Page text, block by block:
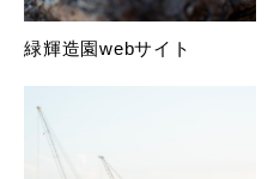
緑輝造園webサイト